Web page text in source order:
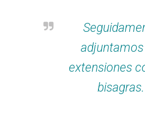
extensiones
bisagras.